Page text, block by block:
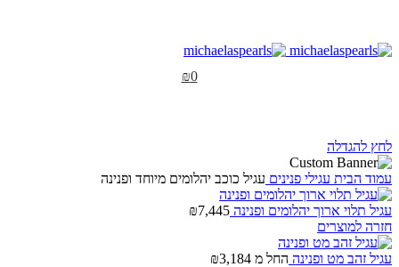
₪0
לחץ להגדלה
עמוד הבית עגילי פנינים עגיל כוכב יהלומים מיוחד ופנינה
עגיל תלוי ארוך יהלומים ופנינה ₪7,445
חזרה למוצרים
עגיל זהב מט ופנינה החל מ ₪3,184